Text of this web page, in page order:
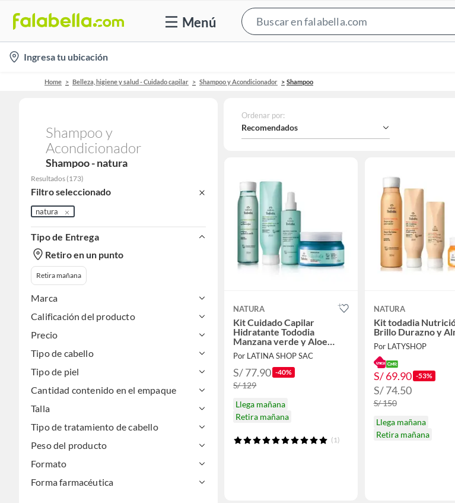
Menú
Bar
location-
icon
Ingresa tu ubicación
Home Belleza, higiene y salud - Cuidado capilar Shampoo y Acondicionador Shampoo
Shampoo y
Acondicionador
Shampoo - natura
Resultados (173)
Filtro seleccionado
natura
Tipo de Entrega
Retiro en un punto
Retira mañana
Marca
Calificación del producto
Precio
Tipo de cabello
Tipo de piel
Cantidad contenido en el empaque
Talla
Tipo de tratamiento de cabello
Peso del producto
Formato
Forma farmacéutica
Ordenar por:
Recomendados
NATURA
Kit Cuidado Capilar
Hidratante Tododia
Manzana verde y Aloe
vera Shampoo
Acondicionador Spray y
Mascarilla
Por LATINA SHOP SAC
S/ 77.90 -40%
S/ 129
Llega mañana
Retira mañana
(1)
NATURA
Kit todadia
Brillo Durazno y
Por LATYSHOP
S/ 69.90 -53%
S/ 74.50
S/ 150
Llega mañana
Retira mañana